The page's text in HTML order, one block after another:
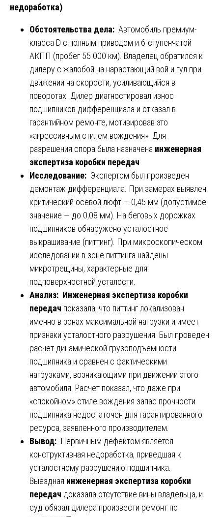
недоработка)
Обстоятельства дела: Автомобиль премиум-
класса D с полным приводом и 6-ступенчатой
АКПП (пробег 55 000 км). Владелец обратился к
дилеру с жалобой на нарастающий вой и гул при
движении на скорости, усиливающийся в
поворотах. Дилер диагностировал износ
подшипников дифференциала и отказал в
гарантийном ремонте, мотивировав это
«агрессивным стилем вождения». Для
разрешения спора была назначена инженерная
экспертиза коробки передач
Исследование: Экспертом был произведен
демонтаж дифференциала. При замерах выявлен
критический осевой люфт — 0,45 мм (допустимое
значение — до 0,08 мм). На беговых дорожках
подшипников обнаружено усталостное
выкрашивание (питтинг). При микроскопическом
исследовании в зоне питтинга найдены
микротрещины, характерные для
подповерхностной усталости.
Анализ: Инженерная экспертиза коробки
передач показала, что питтинг локализован
именно в зонах максимальной нагрузки и имеет
признаки усталостного разрушения. Был проведен
расчет динамической грузоподъемности
подшипника и сравнен с фактическими
нагрузками, возникающими при движении этого
автомобиля. Расчет показал, что даже при
«спокойном» стиле вождения запас прочности
подшипника недостаточен для гарантированного
ресурса, заявленного производителем.
Вывод: Первичным дефектом является
конструктивная недоработка, приведшая к
усталостному разрушению подшипника.
Выездная инженерная экспертиза коробки
передач доказала отсутствие вины владельца, и
суд обязал дилера произвести ремонт по